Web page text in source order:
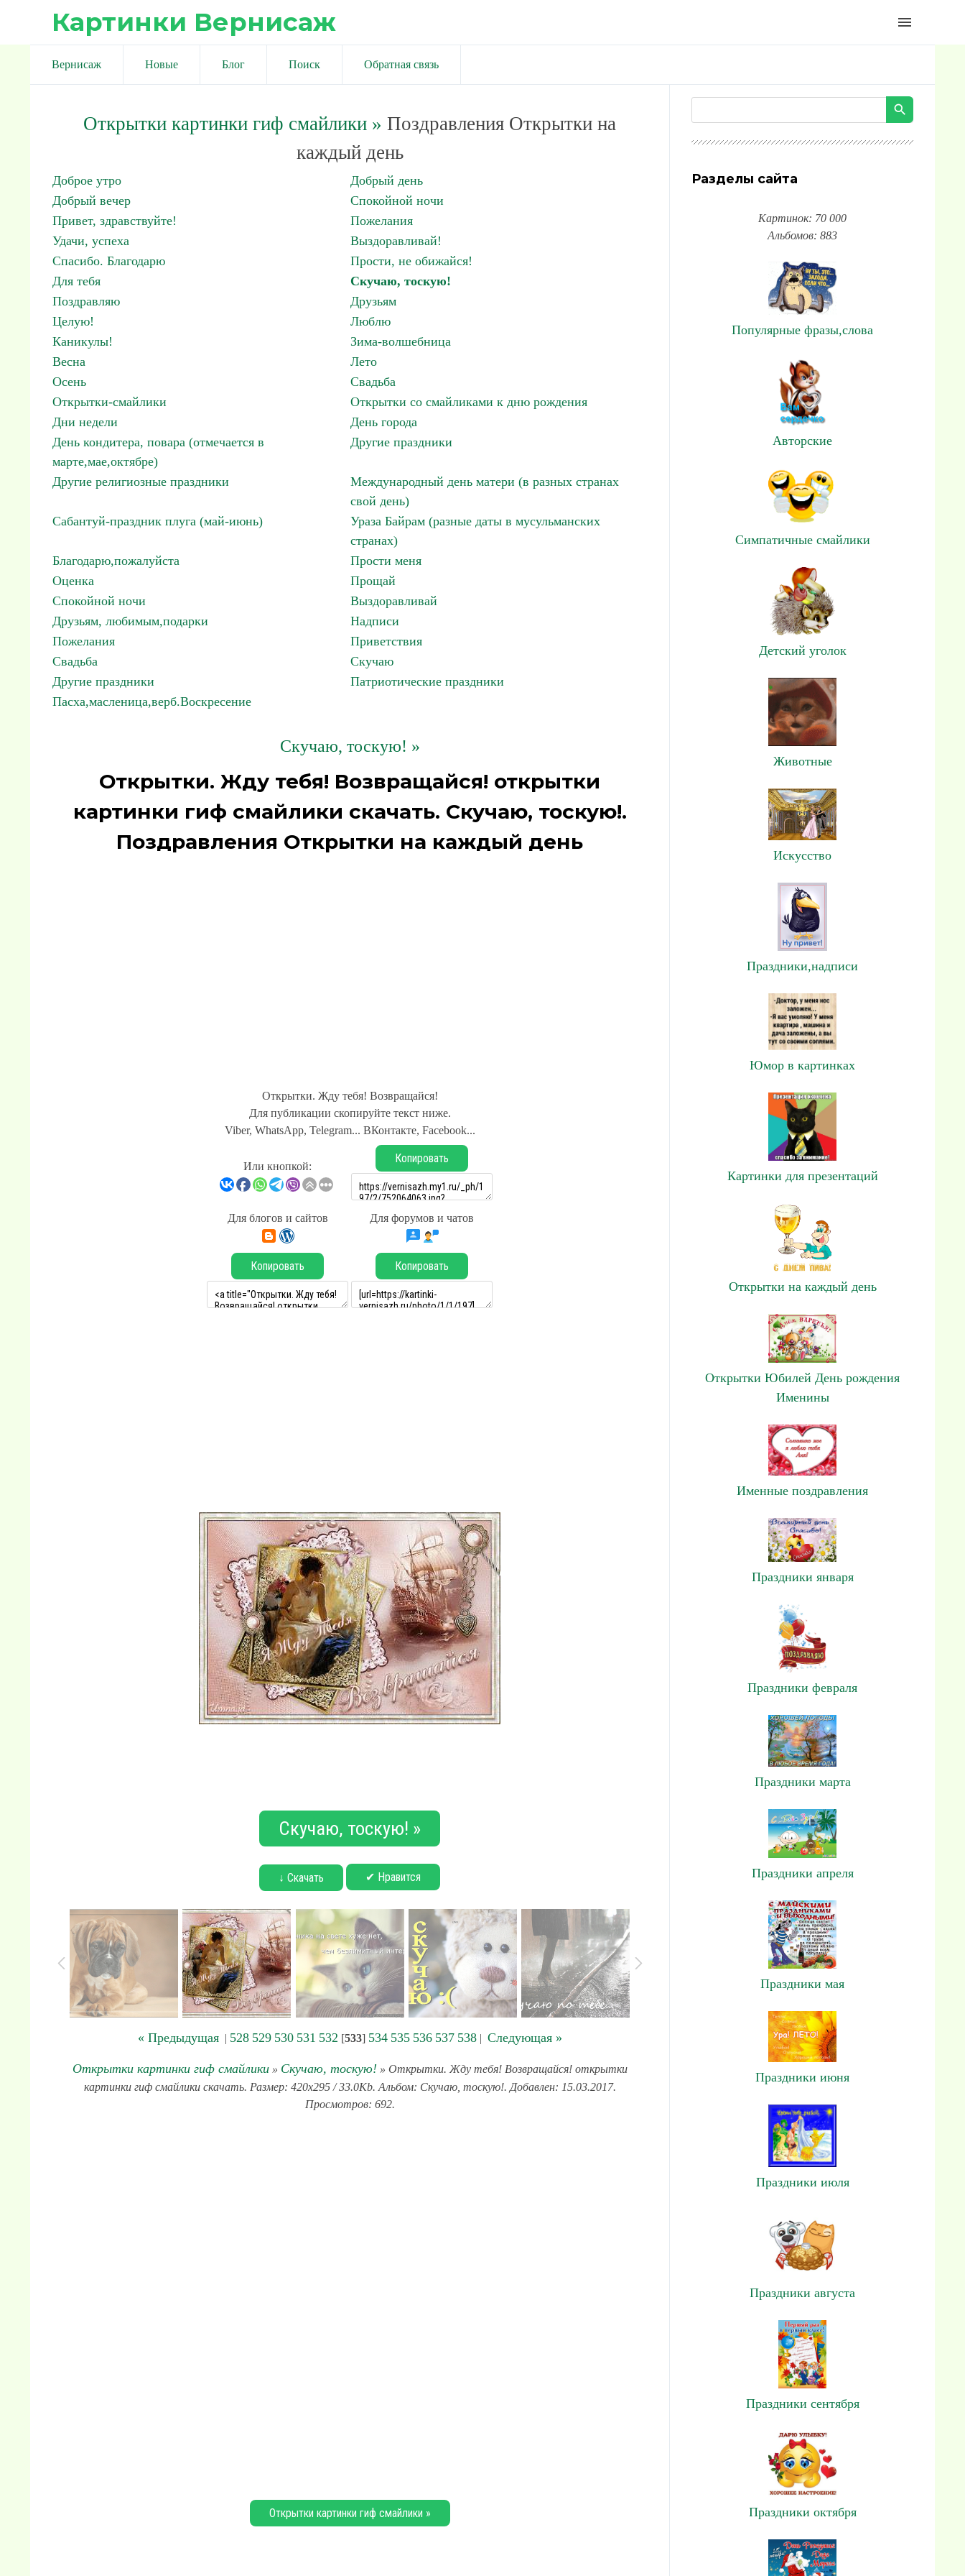
Картинки Вернисаж menu
Вернисаж Новые Блог Поиск Обратная связь
Открытки картинки гиф смайлики » Поздравления Открытки на
каждый день
Доброе утро
Добрый день
Добрый вечер
Спокойной ночи
Привет, здравствуйте!
Пожелания
Удачи, успеха
Выздоравливай!
Спасибо. Благодарю
Прости, не обижайся!
Для тебя
Скучаю, тоскую!
Поздравляю
Друзьям
Целую!
Люблю
Каникулы!
Зима-волшебница
Весна
Лето
Осень
Свадьба
Открытки-смайлики
Открытки со смайликами к дню рождения
Дни недели
День города
День кондитера, повара (отмечается в
марте,мае,октябре)
Другие праздники
Другие религиозные праздники
Международный день матери (в разных странах
свой день)
Сабантуй-праздник плуга (май-июнь)
Ураза Байрам (разные даты в мусульманских
странах)
Благодарю,пожалуйста
Прости меня
Оценка
Прощай
Спокойной ночи
Выздоравливай
Друзьям, любимым,подарки
Надписи
Пожелания
Приветствия
Свадьба
Скучаю
Другие праздники
Патриотические праздники
Пасха,масленица,верб.Воскресение
Скучаю, тоскую! »
Открытки. Жду тебя! Возвращайся! открытки
картинки гиф смайлики скачать. Скучаю, тоскую!.
Поздравления Открытки на каждый день
Открытки. Жду тебя! Возвращайся!
Для публикации скопируйте текст ниже.
Viber, WhatsApp, Telegram... ВКонтакте, Facebook...
Или кнопкой:
Копировать
Для блогов и сайтов Для форумов и чатов
Копировать Копировать
Скучаю, тоскую! »
↓ Скачать ✔ Нравится
« Предыдущая| 528 529 530 531 532 [533] 534 535 536 537 538| Следующая »
Открытки картинки гиф смайлики» Скучаю, тоскую! » Открытки. Жду тебя! Возвращайся! открытки
картинки гиф смайлики скачать. Размер: 420x295 / 33.0Kb. Альбом: Скучаю, тоскую!. Добавлен: 15.03.2017.
Просмотров: 692.
Открытки картинки гиф смайлики »
Разделы сайта
Картинок: 70 000
Альбомов: 883
Популярные фразы,слова
Авторские
Симпатичные смайлики
Детский уголок
Животные
Искусство
Праздники,надписи
Юмор в картинках
Картинки для презентаций
Открытки на каждый день
Открытки Юбилей День рождения
Именины
Именные поздравления
Праздники января
Праздники февраля
Праздники марта
Праздники апреля
Праздники мая
Праздники июня
Праздники июля
Праздники августа
Праздники сентября
Праздники октября